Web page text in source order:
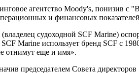
агентство Moody's, понизив
и финансовых
(владелец судоходной SCF Marine)
Marine использует бренд SCF с
отнимут еще и имя».
председателем Совета